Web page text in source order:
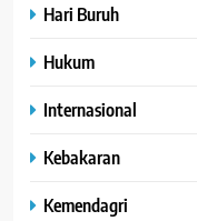
Hari Buruh
Hukum
Internasional
Kebakaran
Kemendagri